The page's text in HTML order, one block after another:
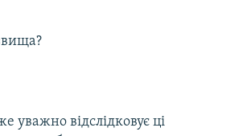
уважно відслідковує ці